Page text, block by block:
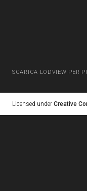
SCARICA LODVIEW PER
Licensed under Creative